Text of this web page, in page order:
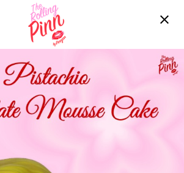
Free delivery over ฿2200!